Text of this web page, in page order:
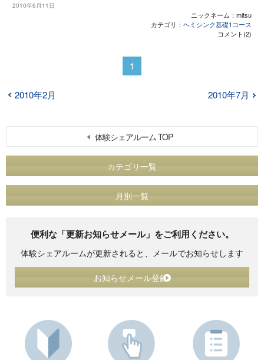
体験シェアルーム TOP
カテゴリ一覧
月別一覧
便利な「更新お知らせメール」をご利用ください。
体験シェアルームが更新されると、メールでお知らせします
お知らせメール登録
2010年6月11日
ニックネーム：mitsu
カテゴリ： ヘミシンク基礎1コース
コメント(2)
1
2010年2月 2010年7月